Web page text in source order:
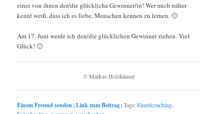
einer von ihnen der/die glückliche Gewinner/in! Wer mich näher
kennt weiß, dass ich es liebe, Menschen kennen zu lernen. 🙂
Am 17. Juni werde ich den/die glücklichen Gewinner ziehen. Viel
Glück! 🙂
© Markus Holzhäuser
Einem Freund senden|Link zum Beitrag|Tags:Einzelcoaching,